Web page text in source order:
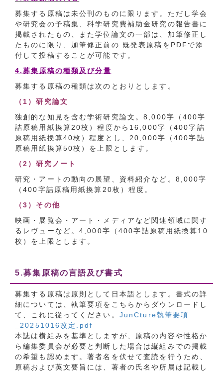
募集する原稿は未公刊のものに限ります。ただし学会
や研究会の予稿集、科学研究費補助金研究の報告書に
掲載されたもの、また学位論文の一部は、加筆修正し
たものに限り、加筆修正前の 既発表原稿をPDFで添
付して投稿することが可能です。
4.募集原稿の種類及び分量
募集する原稿の種類は次のとおりとします。
（1）研究論文
独創的な知見を含む学術研究論文。8,000字（400字
詰原稿用紙換算20枚）程度から16,000字（400字詰
原稿用紙換算40枚）程度とし、20,000字（400字詰
原稿用紙換算50枚）を上限とします。
（2）研究ノート
研究・アートの動向の展望、資料紹介など。8,000字
（400字詰原稿用紙換算20枚）程度。
（3）その他
映画・展覧会・アート・メディアなど関連領域に関す
るレヴューなど。4,000字（400字詰原稿用紙換算10
枚）を上限とします。
5.募集原稿の言語及び書式
募集する原稿は原則として日本語とします。書式の詳
細については、執筆要項をこちらからダウンロードし
て、これに従ってください。 JunCture執筆要項
_20251016改定.pdf
本誌は横組みを基準としますが、原稿の内容や性格か
ら編集委員会が必要と判断した場合は縦組みでの掲載
の希望も認めます。著者名を伏せて査読を行うため、
原稿および英文要旨には、著者の氏名や所属は記載し